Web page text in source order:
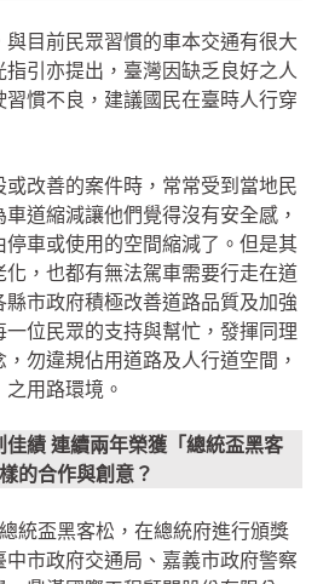
目前民眾習慣的車本交通有很大
引亦提出，臺灣因缺乏良好之人
慣不良，建議國民在臺時人行穿
改善的案件時，常常受到當地民
道縮減讓他們覺得沒有安全感，
車或使用的空間縮減了。但是其
，也都有無法駕車需要行走在道
市政府積極改善道路品質及加強
位民眾的支持與幫忙，發揮同理
勿違規佔用道路及人行道空間，
用路環境。
佳績 連續兩年榮獲「總統盃黑客
的合作與創意？
統盃黑客松，在總統府進行頒獎
市政府交通局、嘉義市政府警察